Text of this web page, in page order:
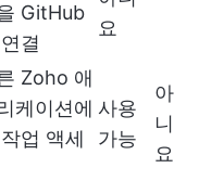
GitHub
결
요
Zoho 애
케이션에
업 액세
사용
가능
아
니
요